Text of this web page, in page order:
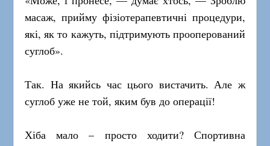
масаж, прийму фізіотерапевтичні процедури,
які, як то кажуть, підтримують прооперований
суглоб».
Так. На якийсь час цього вистачить. Але ж
суглоб уже не той, яким був до операції!
Хіба мало – просто ходити? Спортивна